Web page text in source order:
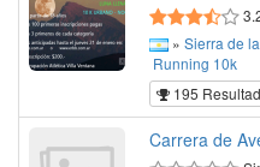
» Sierra de
Running 10k
195
Carrera de